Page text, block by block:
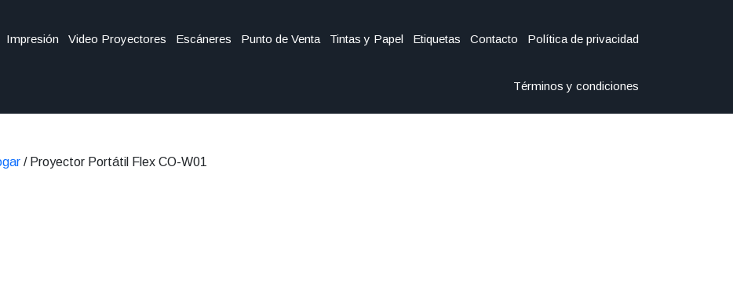
Impresión Video Proyectores Escáneres Punto de Venta Tintas y Papel Etiquetas Contacto Política de privacidad
Términos y condiciones
/ Proyector Portátil Flex CO-W01